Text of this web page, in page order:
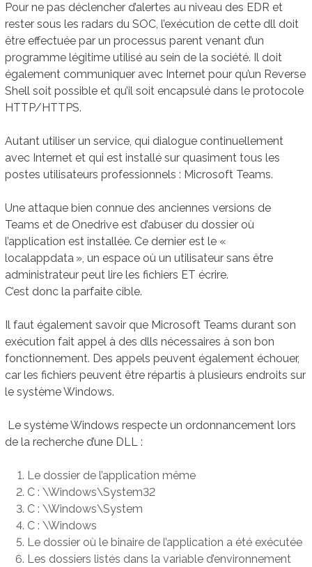
Pour ne pas déclencher d’alertes au niveau des EDR et
rester sous les radars du SOC, l’exécution de cette dll doit
être effectuée par un processus parent venant d’un
programme légitime utilisé au sein de la société. Il doit
également communiquer avec Internet pour qu’un Reverse
Shell soit possible et qu’il soit encapsulé dans le protocole
HTTP/HTTPS.
Autant utiliser un service, qui dialogue continuellement
avec Internet et qui est installé sur quasiment tous les
postes utilisateurs professionnels : Microsoft Teams.
Une attaque bien connue des anciennes versions de
Teams et de Onedrive est d’abuser du dossier où
l’application est installée. Ce dernier est le «
localappdata », un espace où un utilisateur sans être
administrateur peut lire les fichiers ET écrire.
C’est donc la parfaite cible.
Il faut également savoir que Microsoft Teams durant son
exécution fait appel à des dlls nécessaires à son bon
fonctionnement. Des appels peuvent également échouer,
car les fichiers peuvent être répartis à plusieurs endroits sur
le système Windows.
Le système Windows respecte un ordonnancement lors
de la recherche d’une DLL :
Le dossier de l’application même
C : \Windows\System32
C : \Windows\System
C : \Windows
Le dossier où le binaire de l’application a été exécutée
Les dossiers listés dans la variable d’environnement